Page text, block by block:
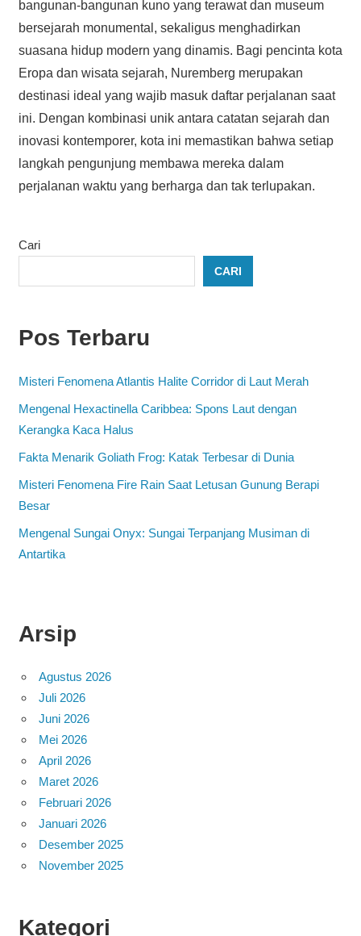
bangunan-bangunan kuno yang terawat dan museum
bersejarah monumental, sekaligus menghadirkan
suasana hidup modern yang dinamis. Bagi pencinta kota
Eropa dan wisata sejarah, Nuremberg merupakan
destinasi ideal yang wajib masuk daftar perjalanan saat
ini. Dengan kombinasi unik antara catatan sejarah dan
inovasi kontemporer, kota ini memastikan bahwa setiap
langkah pengunjung membawa mereka dalam
perjalanan waktu yang berharga dan tak terlupakan.
Cari
CARI
Pos Terbaru
Misteri Fenomena Atlantis Halite Corridor di Laut Merah
Mengenal Hexactinella Caribbea: Spons Laut dengan
Kerangka Kaca Halus
Fakta Menarik Goliath Frog: Katak Terbesar di Dunia
Misteri Fenomena Fire Rain Saat Letusan Gunung Berapi
Besar
Mengenal Sungai Onyx: Sungai Terpanjang Musiman di
Antartika
Arsip
Agustus 2026
Juli 2026
Juni 2026
Mei 2026
April 2026
Maret 2026
Februari 2026
Januari 2026
Desember 2025
November 2025
Kategori